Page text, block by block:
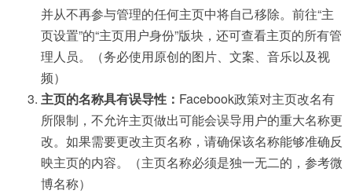
并从不再参与管理的任何主页中将自己移除。前往“主
页设置”的“主页用户身份”版块，还可查看主页的所有管
理人员。（务必使用原创的图片、文案、音乐以及视
频）
主页的名称具有误导性： Facebook政策对主页改名有
所限制，不允许主页做出可能会误导用户的重大名称更
改。如果需要更改主页名称，请确保该名称能够准确反
映主页的内容。（主页名称必须是独一无二的，参考微
博名称）